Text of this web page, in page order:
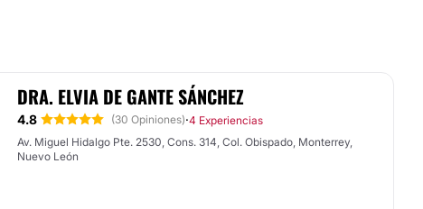
DRA. ELVIA DE GANTE SÁNCHEZ
4.8 (30 Opiniones)·4 Experiencias
Av. Miguel Hidalgo Pte. 2530, Cons. 314, Col. Obispado, Monterrey,
Nuevo León